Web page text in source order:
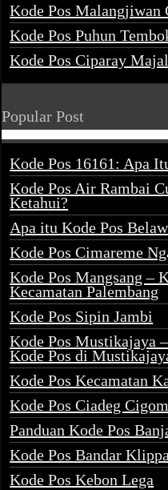
Kode Pos Malangjiwan
Kode Pos Puhun
Kode Pos Ciparay
Popular Post
Kode Pos 16161: Apa
Kode Pos Air Rambai
Ketahui?
Apa itu Kode Pos
Kode Pos Cimareme
Kode Pos Mangsang –
Kecamatan Palembang
Kode Pos Sipin Jambi
Kode Pos Mustikajaya
Kode Pos di
Kode Pos Kecamatan
Kode Pos Ciadeg
Panduan Kode Pos
Kode Pos Bandar Klippa
Kode Pos Kebon Lega